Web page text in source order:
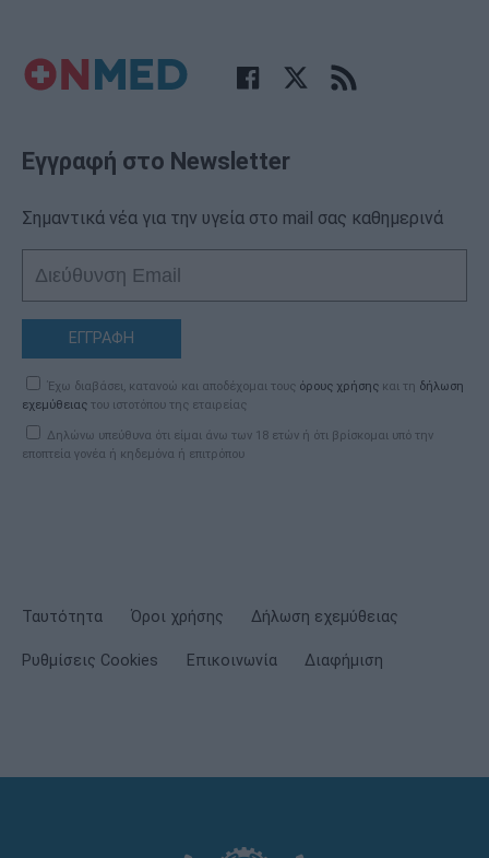
Εγγραφή στο Newsletter
Σημαντικά νέα για την υγεία στο mail σας καθημερινά
ΕΓΓΡΑΦΗ
Έχω διαβάσει, κατανοώ και αποδέχομαι τους όρους χρήσης και τη δήλωση
εχεμύθειας του ιστοτόπου της εταιρείας
Δηλώνω υπεύθυνα ότι είμαι άνω των 18 ετών ή ότι βρίσκομαι υπό την
εποπτεία γονέα ή κηδεμόνα ή επιτρόπου
Ταυτότητα Όροι χρήσης Δήλωση εχεμύθειας
Ρυθμίσεις Cookies Επικοινωνία Διαφήμιση